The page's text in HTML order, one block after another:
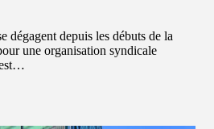
dégagent depuis les débuts de la
une organisation syndicale